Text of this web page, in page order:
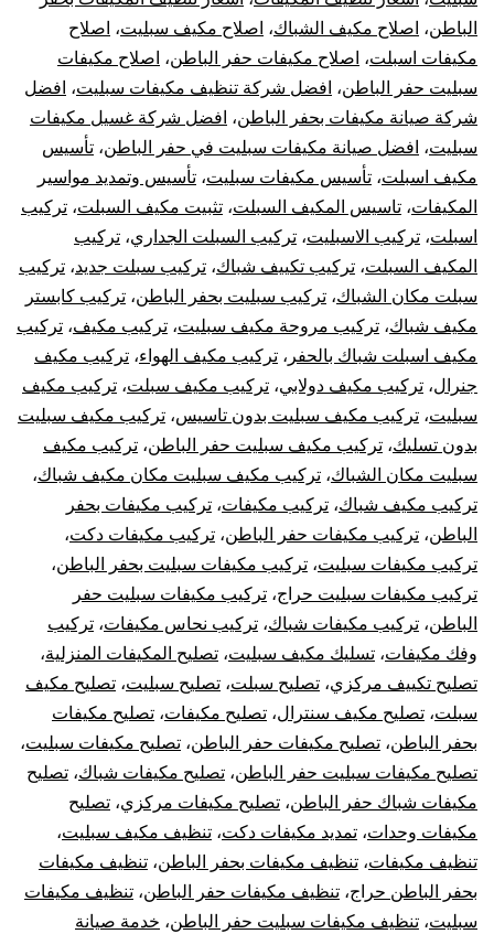
الباطن
سبليت
مركزي
دولابي
شباك
كونسيلد
الباطن، اصلاح مكيف الشباك، اصلاح مكيف سبليت، اصلاح
مكيفات اسبلت، اصلاح مكيفات حفر الباطن، اصلاح مكيفات
سبليت حفر الباطن، افضل شركة تنظيف مكيفات سبليت، افضل
شركة صيانة مكيفات بحفر الباطن، افضل شركة غسيل مكيفات
سبليت، افضل صيانة مكيفات سبليت في حفر الباطن، تأسيس
مكيف اسبلت، تأسيس مكيفات سبليت، تأسيس وتمديد مواسير
المكيفات، تاسيس المكيف السبلت، تثبيت مكيف السبلت، تركيب
اسبلت، تركيب الاسبليت، تركيب السبلت الجداري، تركيب
المكيف السبلت، تركيب تكييف شباك، تركيب سبلت جديد، تركيب
سبلت مكان الشباك، تركيب سبليت بحفر الباطن، تركيب كابستر
مكيف شباك، تركيب مروحة مكيف سبليت، تركيب مكيف، تركيب
مكيف اسبلت شباك بالحفر ، تركيب مكيف الهواء، تركيب مكيف
جنرال، تركيب مكيف دولابي، تركيب مكيف سبلت، تركيب مكيف
سبليت، تركيب مكيف سبليت بدون تاسيس، تركيب مكيف سبليت
بدون تسليك، تركيب مكيف سبليت حفر الباطن، تركيب مكيف
سبليت مكان الشباك، تركيب مكيف سبليت مكان مكيف شباك،
تركيب مكيف شباك، تركيب مكيفات، تركيب مكيفات بحفر
الباطن، تركيب مكيفات حفر الباطن، تركيب مكيفات دكت،
تركيب مكيفات سبليت، تركيب مكيفات سبليت بحفر الباطن،
تركيب مكيفات سبليت حراج، تركيب مكيفات سبليت حفر
الباطن، تركيب مكيفات شباك، تركيب نحاس مكيفات، تركيب
وفك مكيفات، تسليك مكيف سبليت، تصليح المكيفات المنزلية،
تصليح تكييف مركزي، تصليح سبلت، تصليح سبليت، تصليح مكيف
سبلت، تصليح مكيف سنترال، تصليح مكيفات، تصليح مكيفات
بحفر الباطن، تصليح مكيفات حفر الباطن، تصليح مكيفات سبليت،
تصليح مكيفات سبليت حفر الباطن، تصليح مكيفات شباك، تصليح
مكيفات شباك حفر الباطن، تصليح مكيفات مركزي، تصليح
مكيفات وحدات، تمديد مكيفات دكت، تنظيف مكيف سبليت،
تنظيف مكيفات، تنظيف مكيفات بحفر الباطن، تنظيف مكيفات
بحفر الباطن حراج، تنظيف مكيفات حفر الباطن، تنظيف مكيفات
سبليت، تنظيف مكيفات سبليت حفر الباطن، خدمة صيانة